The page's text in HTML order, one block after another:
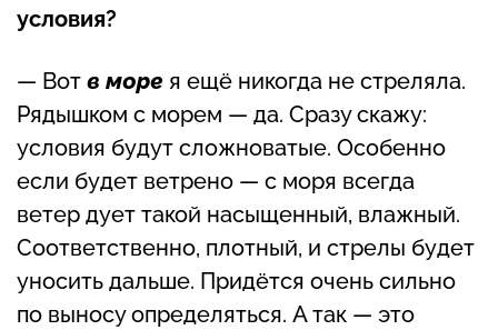
условия?
— Вот в море я ещё никогда не стреляла.
Рядышком с морем — да. Сразу скажу:
условия будут сложноватые. Особенно
если будет ветрено — с моря всегда
ветер дует такой насыщенный, влажный.
Соответственно, плотный, и стрелы будет
уносить дальше. Придётся очень сильно
по выносу определяться. А так — это